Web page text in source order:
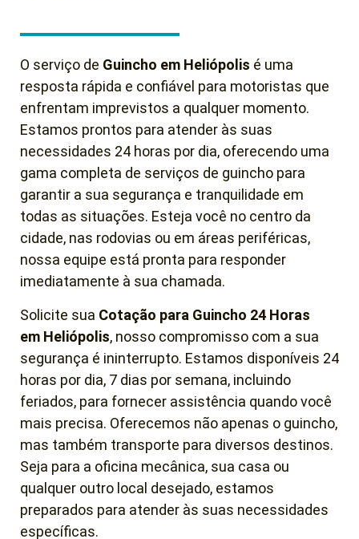
O serviço de Guincho em Heliópolis é uma
resposta rápida e confiável para motoristas que
enfrentam imprevistos a qualquer momento.
Estamos prontos para atender às suas
necessidades 24 horas por dia, oferecendo uma
gama completa de serviços de guincho para
garantir a sua segurança e tranquilidade em
todas as situações. Esteja você no centro da
cidade, nas rodovias ou em áreas periféricas,
nossa equipe está pronta para responder
imediatamente à sua chamada.
Solicite sua Cotação para Guincho 24 Horas
em Heliópolis, nosso compromisso com a sua
segurança é ininterrupto. Estamos disponíveis 24
horas por dia, 7 dias por semana, incluindo
feriados, para fornecer assistência quando você
mais precisa. Oferecemos não apenas o guincho,
mas também transporte para diversos destinos.
Seja para a oficina mecânica, sua casa ou
qualquer outro local desejado, estamos
preparados para atender às suas necessidades
específicas.